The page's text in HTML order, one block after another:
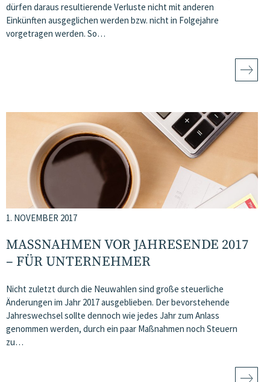
dürfen daraus resultierende Verluste nicht mit anderen
Einkünften ausgeglichen werden bzw. nicht in Folgejahre
vorgetragen werden. So…
1. NOVEMBER 2017
MASSNAHMEN VOR JAHRESENDE 2017 –
FÜR UNTERNEHMER
Nicht zuletzt durch die Neuwahlen sind große steuerliche
Änderungen im Jahr 2017 ausgeblieben. Der bevorstehende
Jahreswechsel sollte dennoch wie jedes Jahr zum Anlass
genommen werden, durch ein paar Maßnahmen noch Steuern
zu…